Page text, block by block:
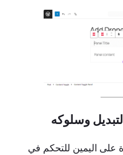
على اليمين للتحكم في